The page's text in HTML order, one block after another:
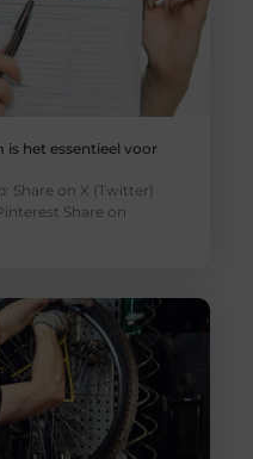
is het essentieel voor
Share on X (Twitter)
Share on